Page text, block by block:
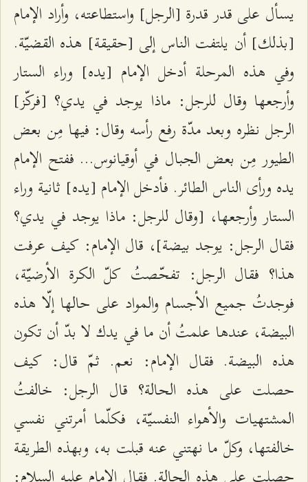
يسأل على قدر قدرة [الرجل] واستطاعته، وأراد الإمام
[بذلك] أن يلتفت الناس إلى [حقيقة] هذه القضيّة.
وفي هذه المرحلة أدخل الإمام [يده] وراء الستار
وأرجعها وقال للرجل: ماذا يوجد في يدي؟ [فركّز]
الرجل نظره وبعد مدّة رفع رأسه وقال: فيها مِن بعض
الطيور مِن بعض الجبال في أوقيانوس... ففتح الإمام
يده ورأى الناس الطائر. فأدخل الإمام [يده] ثانية وراء
الستار وأرجعها، [وقال للرجل: ماذا يوجد في يدي؟
فقال الرجل: يوجد بيضة]، قال الإمام: كيف عرفت
هذا؟ فقال الرجل: تفحّصتُ كلّ الكرة الأرضيّة،
فوجدتُ جميع الأجسام والمواد على حالها إلّا هذه
البيضة، عندها علمتُ أن ما في يدك لا بدّ أن تكون
هذه البيضة. فقال الإمام: نعم. ثمّ قال: كيف
حصلت على هذه الحالة؟ قال الرجل: خالفتُ
المشتهيات والأهواء النفسيّة، فكلّما أمرتني نفسي
خالفتها، وكلّ ما نهتني عنه قبلت به، وبهذه الطريقة